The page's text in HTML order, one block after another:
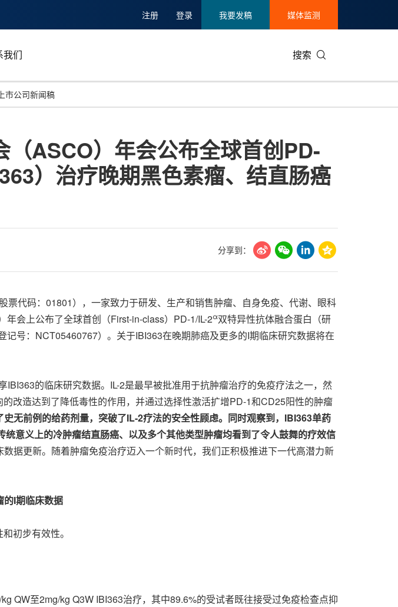
注册 登录 我要发稿 媒体监测
我们 搜索
投资并购
碳中和
世界移动通信大会
新质生产力
人工智能
美国临床肿瘤学会(ASCO)
能源化工与环保
娱乐时尚与艺术
教育与人力资源
健康与医疗制药
体育
通信业
马来西亚
新加坡
澳大利亚
上市公司新闻稿
ASCO）年会公布全球首创PD-
）治疗晚期黑色素瘤、结直肠癌
分享到：
票代码：01801），一家致力于研发、生产和销售肿瘤、自身免疫、代谢、眼科
会上公布了全球首创（First-in-class）PD-1/IL-2α双特异性抗体融合蛋白（研
号：NCT05460767）。关于IBI363在晚期肺癌及更多的I期临床研究数据将在
IBI363的临床研究数据。IL-2是最早被批准用于抗肿瘤治疗的免疫疗法之一，然
改造达到了降低毒性的作用，并通过选择性激活扩增PD-1和CD25阳性的肿瘤
无前例的给药剂量，突破了IL-2疗法的安全性顾虑。同时观察到，IBI363单药
意义上的冷肿瘤结直肠癌、以及多个其他类型肿瘤均看到了令人鼓舞的疗效信
据更新。随着肿瘤免疫治疗迈入一个新时代，我们正积极推进下一代高潜力新
的I期临床数据
初步有效性。
QW至2mg/kg Q3W IBI363治疗，其中89.6%的受试者既往接受过免疫检查点抑